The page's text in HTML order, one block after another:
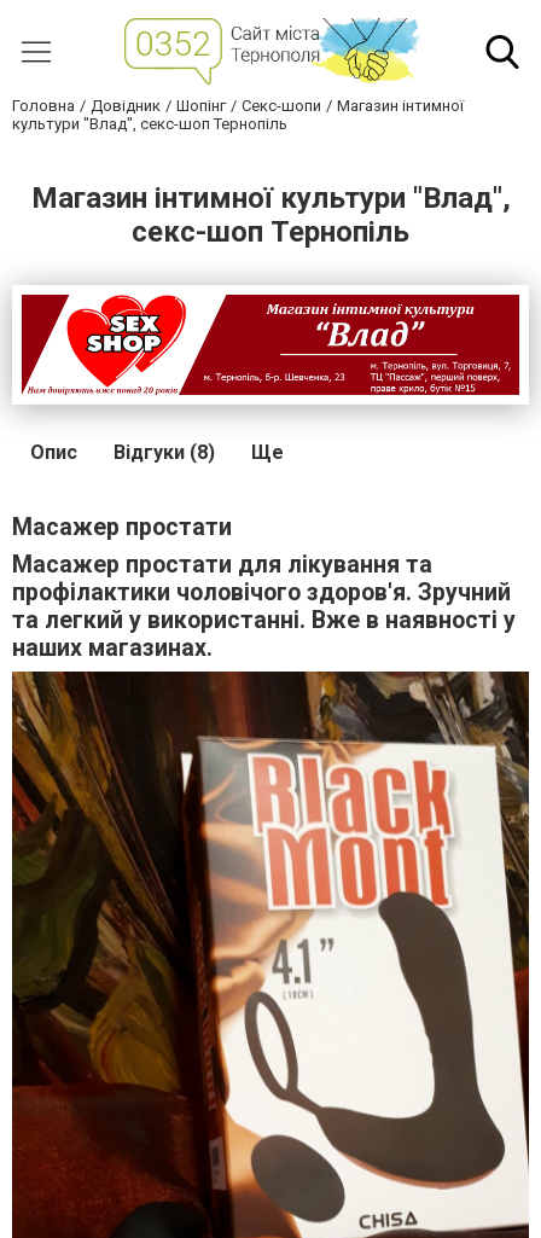
Головна Довідник Шопінг Секс-шопи
Магазин інтимної
культури "Влад", секс-шоп Тернопіль
Магазин інтимної культури "Влад",
секс-шоп Тернопіль
Опис Відгуки (8) Ще
Масажер простати
Масажер простати для лікування та
профілактики чоловічого здоров'я. Зручний
та легкий у використанні. Вже в наявності у
наших магазинах.